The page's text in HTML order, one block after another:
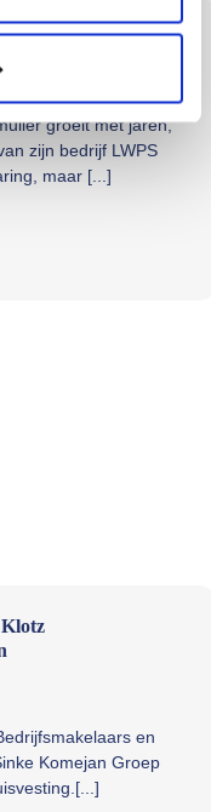
en vakmanschap
groeit met jaren,
zijn bedrijf LWPS
maar [...]
en
Komejan Groep